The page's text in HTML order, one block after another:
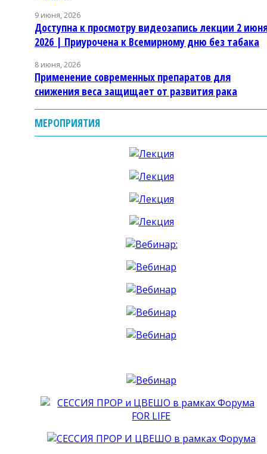
9 июня, 2026
Доступна к просмотру видеозапись лекции 2
2026 | Приурочена к Всемирному дню без табака
8 июня, 2026
Применение современных препаратов для
снижения веса защищает от развития рака
МЕРОПРИЯТИЯ